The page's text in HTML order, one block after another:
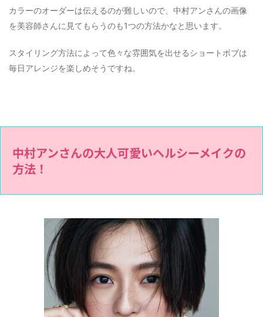
カラーのオーダーは伝えるのが難しいので、中村アンさんの画像
を美容師さんに見てもらうのも1つの方法かなと思います。
スタイリング方法によって色々な雰囲気を出せるショートボブは
毎日アレンジを楽しめそうですね。
中村アンさんの大人可愛いヘルシーメイクの
方法！